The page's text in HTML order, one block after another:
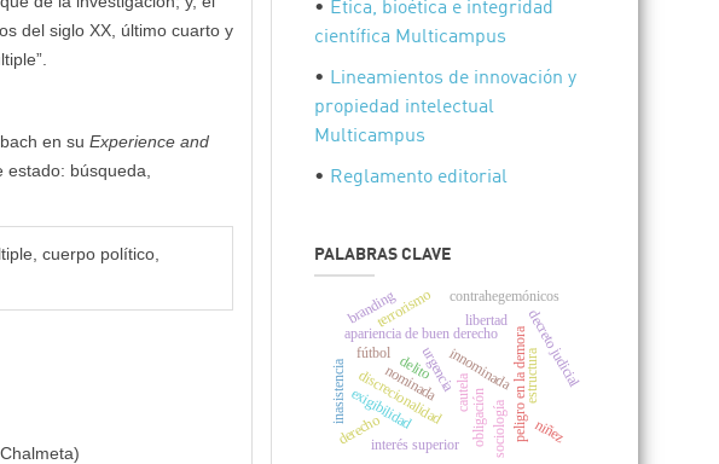
del siglo XX, último cuarto y
en suExperience and
búsqueda,
cuerpo político,
• Ética, bioética e integridad
científica Multicampus
• Lineamientos de innovación y
propiedad intelectual
Multicampus
• Reglamento editorial
PALABRAS CLAVE
cautela
nominadainnominada
apariencia de buen derecho peligro en la demora
urgencia decreto judicial
discrecionalidad
delito estructura
exigibilidad
inasistencia obligación
libertad
terrorismo
niñez
derecho sociología
interés superior
contrahegemónicos
branding
fútbol